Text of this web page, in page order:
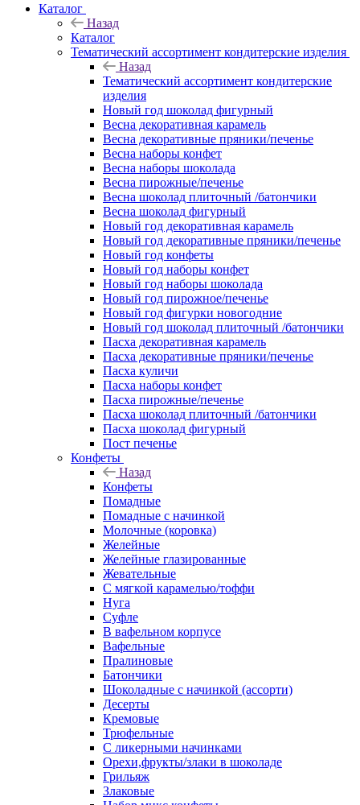
Каталог
Назад
Каталог
Тематический ассортимент кондитерские изделия
Назад
Тематический ассортимент кондитерские
изделия
Новый год шоколад фигурный
Весна декоративная карамель
Весна декоративные пряники/печенье
Весна наборы конфет
Весна наборы шоколада
Весна пирожные/печенье
Весна шоколад плиточный /батончики
Весна шоколад фигурный
Новый год декоративная карамель
Новый год декоративные пряники/печенье
Новый год конфеты
Новый год наборы конфет
Новый год наборы шоколада
Новый год пирожное/печенье
Новый год фигурки новогодние
Новый год шоколад плиточный /батончики
Пасха декоративная карамель
Пасха декоративные пряники/печенье
Пасха куличи
Пасха наборы конфет
Пасха пирожные/печенье
Пасха шоколад плиточный /батончики
Пасха шоколад фигурный
Пост печенье
Конфеты
Назад
Конфеты
Помадные
Помадные с начинкой
Молочные (коровка)
Желейные
Желейные глазированные
Жевательные
С мягкой карамелью/тоффи
Нуга
Суфле
В вафельном корпусе
Вафельные
Пралиновые
Батончики
Шоколадные с начинкой (ассорти)
Десерты
Кремовые
Трюфельные
С ликерными начинками
Орехи,фрукты/злаки в шоколаде
Грильяж
Злаковые